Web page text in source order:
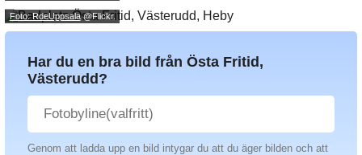
Foto: RdeUppsala@Flickr.
Har du en bra bild från Östa Fritid,
Västerudd?
Genom att ladda upp en bild intygar du att du äger bilden och att